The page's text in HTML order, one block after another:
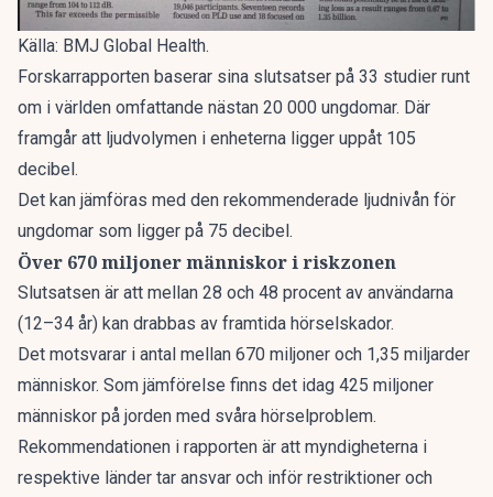
Källa: BMJ Global Health.
Forskarrapporten baserar sina slutsatser på 33 studier runt
om i världen omfattande nästan 20 000 ungdomar. Där
framgår att ljudvolymen i enheterna ligger uppåt 105
decibel.
Det kan jämföras med den rekommenderade ljudnivån för
ungdomar som ligger på 75 decibel.
Över 670 miljoner människor i riskzonen
Slutsatsen är att mellan 28 och 48 procent av användarna
(12–34 år) kan drabbas av framtida hörselskador.
Det motsvarar i antal mellan 670 miljoner och 1,35 miljarder
människor. Som jämförelse finns det idag 425 miljoner
människor på jorden med svåra hörselproblem.
Rekommendationen i rapporten är att myndigheterna i
respektive länder tar ansvar och inför restriktioner och